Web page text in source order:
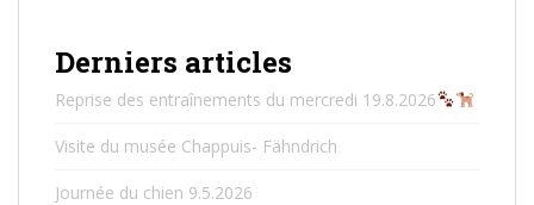
Derniers articles
Reprise des entraînements du mercredi 19.8.2026
Visite du musée Chappuis- Fähndrich
Journée du chien 9.5.2026